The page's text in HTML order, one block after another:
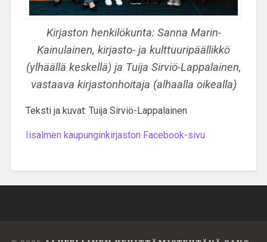
Kirjaston henkilökunta: Sanna Marin-
Kainulainen, kirjasto- ja kulttuuripäällikkö
(ylhäällä keskellä) ja Tuija Sirviö-Lappalainen,
vastaava kirjastonhoitaja (alhaalla oikealla)
Teksti ja kuvat: Tuija Sirviö-Lappalainen
Iisalmen kaupunginkirjaston Facebook-sivu